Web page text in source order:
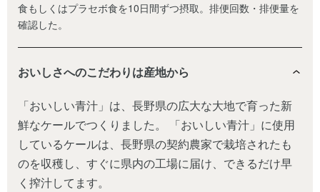
食もしくはプラセボ食を10日間ずつ摂取。排便回数・排便量を
確認した。
おいしさへのこだわりは産地から
「おいしい青汁」は、長野県の広大な大地で育った新
鮮なケールでつくりました。 「おいしい青汁」に使用
しているケールは、長野県の契約農家で栽培されたも
のを収穫し、すぐに県内の工場に届け、できるだけ早
く搾汁してます。